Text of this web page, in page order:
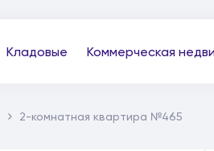
Кладовые Коммерческая
2-комнатная квартира №465